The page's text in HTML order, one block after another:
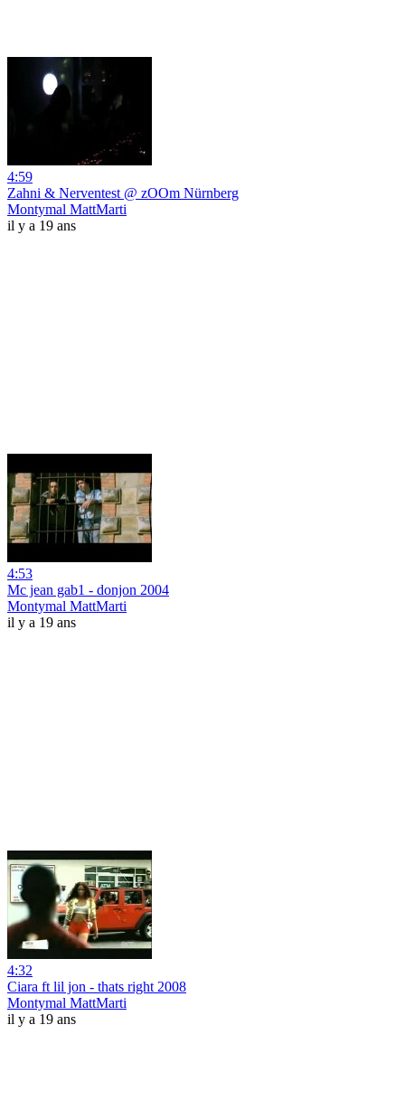
4:59
Zahni & Nerventest @ zOOm Nürnberg
Montymal MattMarti
il y a 19 ans
4:53
Mc jean gab1 - donjon 2004
Montymal MattMarti
il y a 19 ans
4:32
Ciara ft lil jon - thats right 2008
Montymal MattMarti
il y a 19 ans